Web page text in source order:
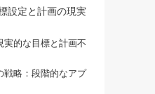
設定と計画の現実
実的な目標と計画不
戦略：段階的なアプ